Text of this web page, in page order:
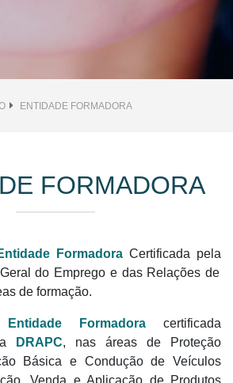
ENTIDADE FORMADORA
FORMADORA
Formadora Certificada pela
do Emprego e das Relações de
de formação.
Entidade Formadoracertificada
DRAPC, nas áreas de Proteção
Básica e Condução de Veículos
Venda e Aplicação de Produtos